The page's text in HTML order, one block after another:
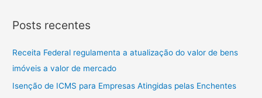
Posts recentes
Receita Federal regulamenta a atualização do valor de bens
imóveis a valor de mercado
Isenção de ICMS para Empresas Atingidas pelas Enchentes